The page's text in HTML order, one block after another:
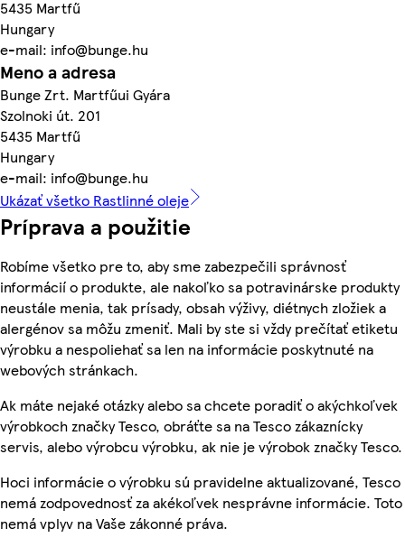
5435 Martfű
Hungary
e-mail: info@bunge.hu
Meno a adresa
Bunge Zrt. Martfűui Gyára
Szolnoki út. 201
5435 Martfű
Hungary
e-mail: info@bunge.hu
Ukázať všetko Rastlinné oleje
Príprava a použitie
Robíme všetko pre to, aby sme zabezpečili správnosť
informácií o produkte, ale nakoľko sa potravinárske produkty
neustále menia, tak prísady, obsah výživy, diétnych zložiek a
alergénov sa môžu zmeniť. Mali by ste si vždy prečítať etiketu
výrobku a nespoliehať sa len na informácie poskytnuté na
webových stránkach.
Ak máte nejaké otázky alebo sa chcete poradiť o akýchkoľvek
výrobkoch značky Tesco, obráťte sa na Tesco zákaznícky
servis, alebo výrobcu výrobku, ak nie je výrobok značky Tesco.
Hoci informácie o výrobku sú pravidelne aktualizované, Tesco
nemá zodpovednosť za akékoľvek nesprávne informácie. Toto
nemá vplyv na Vaše zákonné práva.